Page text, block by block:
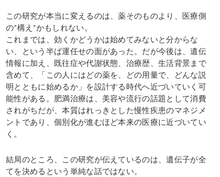
この研究が本当に変えるのは、薬そのものより、医療側
の“構え”かもしれない。
これまでは、効くかどうかは始めてみないと分からな
い、という半ば運任せの面があった。だが今後は、遺伝
情報に加え、既往症や代謝状態、治療歴、生活背景まで
含めて、「この人にはどの薬を、どの用量で、どんな説
明とともに始めるか」を設計する時代へ近づいていく可
能性がある。肥満治療は、美容や流行の話題として消費
されがちだが、本質はれっきとした慢性疾患のマネジメ
ントであり、個別化が進むほど本来の医療に近づいてい
く。
結局のところ、この研究が伝えているのは、遺伝子が全
てを決めるという単純な話ではない。